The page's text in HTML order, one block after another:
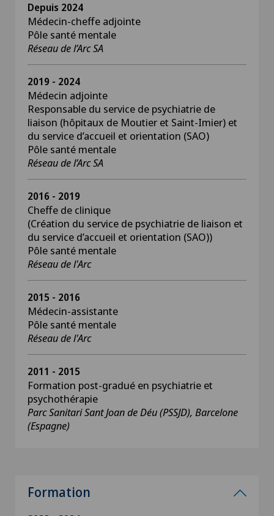
Depuis 2024
Médecin-cheffe adjointe
Pôle santé mentale
Réseau de l’Arc SA
2019 - 2024
Médecin adjointe
Responsable du service de psychiatrie de
liaison (hôpitaux de Moutier et Saint-Imier) et
du service d’accueil et orientation (SAO)
Pôle santé mentale
Réseau de l’Arc SA
2016 - 2019
Cheffe de clinique
(Création du service de psychiatrie de liaison et
du service d’accueil et orientation (SAO))
Pôle santé mentale
Réseau de l'Arc
2015 - 2016
Médecin-assistante
Pôle santé mentale
Réseau de l'Arc
2011 - 2015
Formation post-gradué en psychiatrie et
psychothérapie
Parc Sanitari Sant Joan de Déu (PSSJD), Barcelone
(Espagne)
Formation